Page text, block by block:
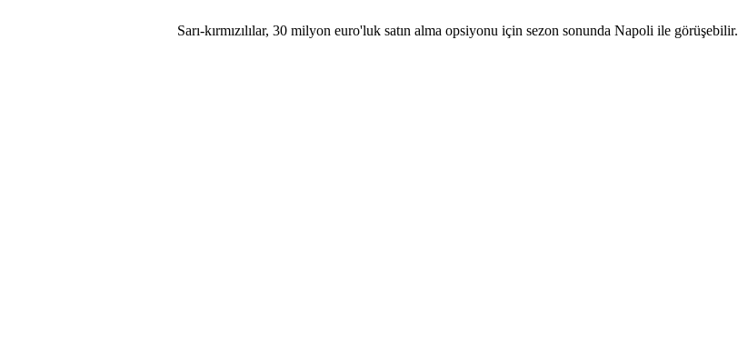
Sarı-kırmızılılar, 30 milyon euro'luk satın alma opsiyonu için sezon sonunda Napoli ile görüşebilir.